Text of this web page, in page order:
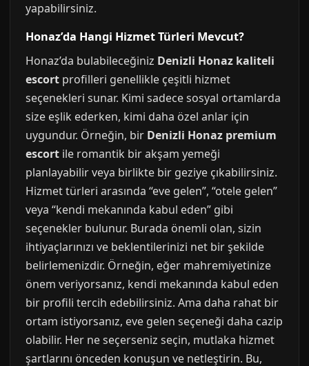
yapabilirsiniz.
Honaz’da Hangi Hizmet Türleri Mevcut?
Honaz’da bulabileceğiniz Denizli Honaz kaliteli
escort profilleri genellikle çeşitli hizmet
seçenekleri sunar. Kimi sadece sosyal ortamlarda
size eşlik ederken, kimi daha özel anlar için
uygundur. Örneğin, bir Denizli Honaz premium
escort ile romantik bir akşam yemeği
planlayabilir veya birlikte bir geziye çıkabilirsiniz.
Hizmet türleri arasında “eve gelen”, “otele gelen”
veya “kendi mekanında kabul eden” gibi
seçenekler bulunur. Burada önemli olan, sizin
ihtiyaçlarınızı ve beklentilerinizi net bir şekilde
belirlemenizdir. Örneğin, eğer mahremiyetinize
önem veriyorsanız, kendi mekanında kabul eden
bir profili tercih edebilirsiniz. Ama daha rahat bir
ortam istiyorsanız, eve gelen seçeneği daha cazip
olabilir. Her ne seçerseniz seçin, mutlaka hizmet
şartlarını önceden konuşun ve netleştirin. Bu,